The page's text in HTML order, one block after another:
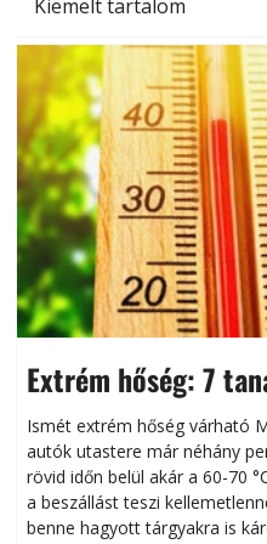
Kiemelt tartalom
Extrém hőség: 7
megóvhatjuk
Ismét extrém hőség várható
autók utastere már néhány
rövid időn belül akár a 60-70
a beszállást teszi
benne hagyott tárgyakra is